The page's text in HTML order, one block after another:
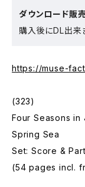
ダウンロード販
購入後にDL出来
https://muse-
(323)
Four Seasons in
Spring Sea
Set: Score &
(54 pages incl.